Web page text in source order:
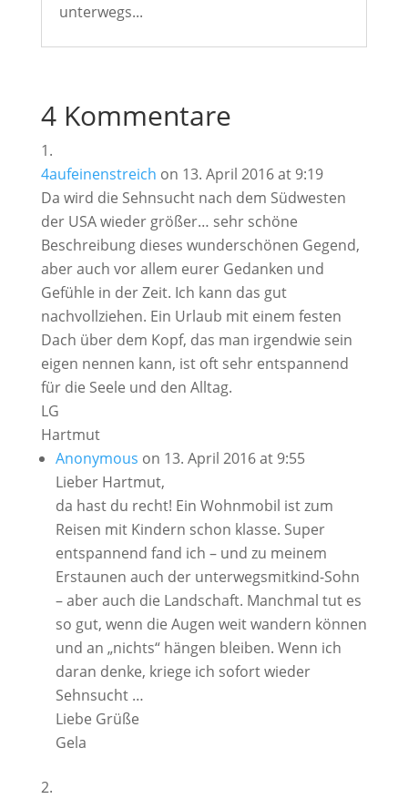
unterwegs...
4 Kommentare
4aufeinenstreich on 13. April 2016 at 9:19
Da wird die Sehnsucht nach dem Südwesten
der USA wieder größer… sehr schöne
Beschreibung dieses wunderschönen Gegend,
aber auch vor allem eurer Gedanken und
Gefühle in der Zeit. Ich kann das gut
nachvollziehen. Ein Urlaub mit einem festen
Dach über dem Kopf, das man irgendwie sein
eigen nennen kann, ist oft sehr entspannend
für die Seele und den Alltag.
LG
Hartmut
Anonymous on 13. April 2016 at 9:55
Lieber Hartmut,
da hast du recht! Ein Wohnmobil ist zum
Reisen mit Kindern schon klasse. Super
entspannend fand ich – und zu meinem
Erstaunen auch der unterwegsmitkind-Sohn
– aber auch die Landschaft. Manchmal tut es
so gut, wenn die Augen weit wandern können
und an „nichts“ hängen bleiben. Wenn ich
daran denke, kriege ich sofort wieder
Sehnsucht …
Liebe Grüße
Gela